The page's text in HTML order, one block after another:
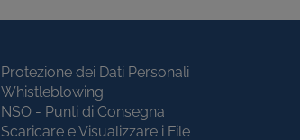
Protezione dei Dati Personali
Whistleblowing
NSO - Punti di Consegna
Scaricare e Visualizzare i File